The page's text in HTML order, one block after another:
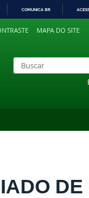
COMUNICA BR
MAPA DO SITE
DE